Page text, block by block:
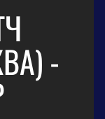
-